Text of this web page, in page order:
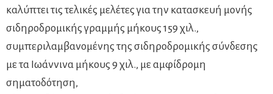
καλύπτει τις τελικές μελέτες για την κατασκευή μονής
σιδηροδρομικής γραμμής μήκους 159 χιλ.,
συμπεριλαμβανομένης της σιδηροδρομικής σύνδεσης
με τα Ιωάννινα μήκους 9 χιλ., με αμφίδρομη
σηματοδότηση,